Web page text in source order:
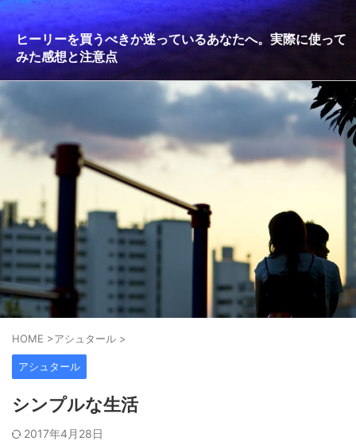
雨の日の恵み：心に降る静かな癒し
就職は人生の終着駅じゃない！自分らしい道を見つける方
法
ヒーリーを買うべきか迷っているあなたへ。実際に使って
みた感想と注意点
エネルギーの法則 〜最近どハマりしていました〜
現実を変える
今、ここにいること
もしかしてだけどHealy（量子波動調整器）のせいなの？
iPad 第10世代買いました
久し振りにHealy（ヒーリー）量子波動調整器について
大谷さんの通訳、水原さんの解雇に思う
HOME >アシュタール >
アシュタール
シンプルな生活
2017年4月28日